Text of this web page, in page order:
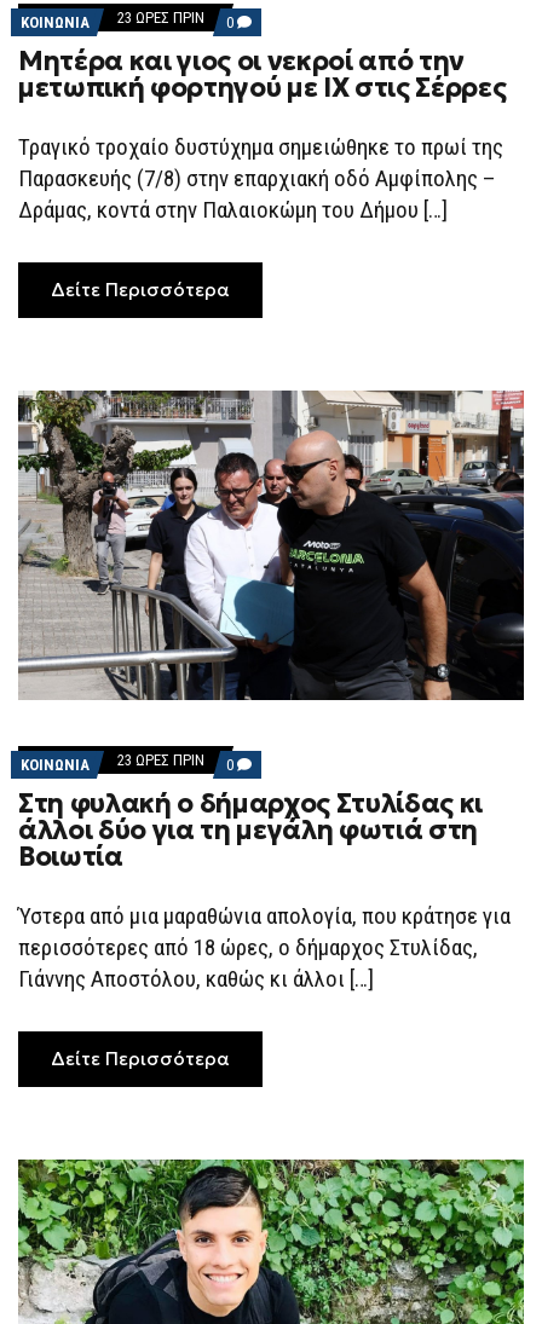
ΚΟΙΝΩΝΙΑ 23 ΏΡΕΣ ΠΡΙΝ 0 COMMENTS
ON
ΜΗΤΈΡΑ
ΚΑΙ
ΓΙΟΣ
ΑΠΌ
ΜΕΤΩΠΙΚΉ
ΦΟΡΤΗΓΟΎ
ΜΕ
Μητέρα και γιος οι νεκροί από την
μετωπική φορτηγού με ΙΧ στις Σέρρες
Τραγικό τροχαίο δυστύχημα σημειώθηκε το πρωί της
Παρασκευής (7/8) στην επαρχιακή οδό Αμφίπολης –
Δράμας, κοντά στην Παλαιοκώμη του Δήμου […]
Δείτε Περισσότερα
ΚΟΙΝΩΝΙΑ 23 ΏΡΕΣ ΠΡΙΝ 0 COMMENTS
ON
ΣΤΗ
ΦΥΛΑΚΉ
Ο
ΆΛΛΟΙ
ΔΎΟ
ΓΙΑ
ΤΗ
ΜΕΓΆΛΗ
ΒΟΙΩΤΊΑ
Στη φυλακή ο δήμαρχος Στυλίδας κι
άλλοι δύο για τη μεγάλη φωτιά στη
Βοιωτία
Ύστερα από μια μαραθώνια απολογία, που κράτησε για
περισσότερες από 18 ώρες, ο δήμαρχος Στυλίδας,
Γιάννης Αποστόλου, καθώς κι άλλοι […]
Δείτε Περισσότερα